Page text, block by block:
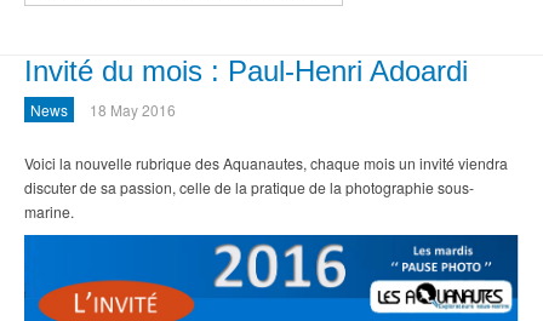
Invité du mois : Paul-Henri Adoardi
News 18 May 2016
Voici la nouvelle rubrique des Aquanautes, chaque mois un invité viendra
discuter de sa passion, celle de la pratique de la photographie sous-
marine.